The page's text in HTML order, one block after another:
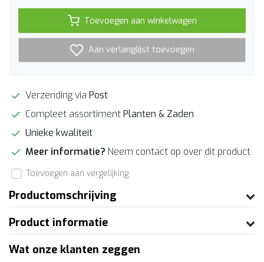
Toevoegen aan winkelwagen
Aan verlanglijst toevoegen
Verzending via Post
Compleet assortimentPlanten & Zaden
Unieke kwaliteit
Meer informatie? Neem contact op over dit product
Toevoegen aan vergelijking
Productomschrijving
Product informatie
Wat onze klanten zeggen